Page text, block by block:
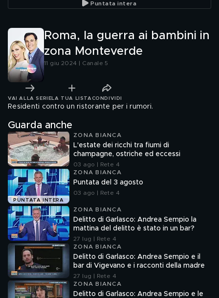
Puntata intera
Roma, la guerra ai bambini in
zona Monteverde
11 giu 2024 | Canale 5
VAI ALLA SERIE LA TUA LISTA CONDIVIDI
Residenti contro un ristorante per i rumori.
Guarda anche
ZONA BIANCA
L'estate dei ricchi tra fiumi di
champagne, ostriche ed eccessi
03 ago | Rete 4
PUNTATA INTERA
ZONA BIANCA
Puntata del 3 agosto
03 ago | Rete 4
ZONA BIANCA
Delitto di Garlasco: Andrea Sempio la
mattina del delitto è stato in un bar?
27 lug | Rete 4
ZONA BIANCA
Delitto di Garlasco: Andrea Sempio e il
bar di Vigevano e i racconti della madre
27 lug | Rete 4
ZONA BIANCA
Delitto di Garlasco: Andrea Sempio e le